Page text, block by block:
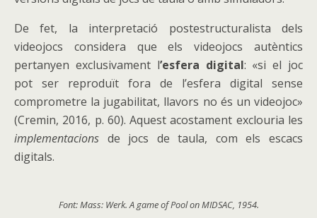
De fet, la interpretació postestructuralista dels
videojocs considera que els videojocs autèntics
pertanyen exclusivament l’esfera digital: «si el joc
pot ser reproduït fora de l’esfera digital sense
comprometre la jugabilitat, llavors no és un videojoc»
(Cremin, 2016, p. 60). Aquest acostament exclouria les
implementacions de jocs de taula, com els escacs
digitals.
Font: Mass: Werk. A game of Pool on MIDSAC, 1954.